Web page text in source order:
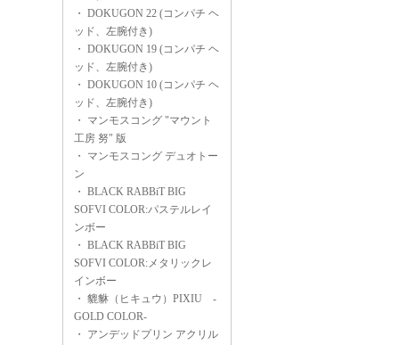
・ DOKUGON 22 (コンパチ ヘ
ッド、左腕付き)
・ DOKUGON 19 (コンパチ ヘ
ッド、左腕付き)
・ DOKUGON 10 (コンパチ ヘ
ッド、左腕付き)
・ マンモスコング "マウント
工房 努" 版
・ マンモスコング デュオトー
ン
・ BLACK RABBiT BIG
SOFVI COLOR:パステルレイ
ンボー
・ BLACK RABBiT BIG
SOFVI COLOR:メタリックレ
インボー
・ 貔貅（ヒキュウ）PIXIU -
GOLD COLOR-
・ アンデッドプリン アクリル